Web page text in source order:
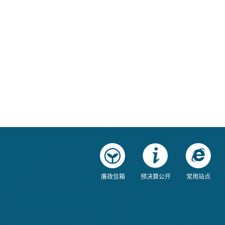
廉政信箱 预决算公开 常用站点